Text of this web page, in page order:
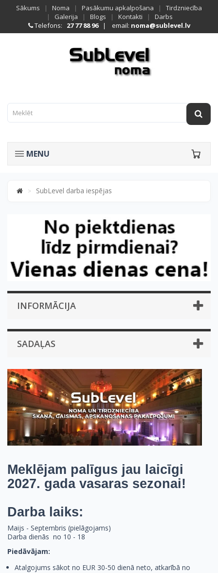
Sākums | Noma | Pasākumu apkalpošana |
Tirdzniecība
|
Galerija | Blogs | Kontakti |
Darbs
Telefons:
27 77 88 96| email: noma@sublevel.lv
MENU
> SubLevel darba iespējas
INFORMĀCIJA
SADAĻAS
Meklējam palīgus jau laicīgi
2027. gada vasaras sezonai!
Darba laiks:
Maijs - Septembris (pielāgojams)
Darba dienās no 10 - 18
Piedāvājam:
Atalgojums sākot no EUR 30-50 dienā neto, atkarībā no